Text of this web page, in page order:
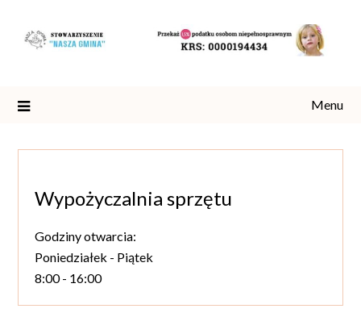
content
Menu
Wypożyczalnia sprzętu
Godziny otwarcia:
Poniedziałek - Piątek
8:00 - 16:00